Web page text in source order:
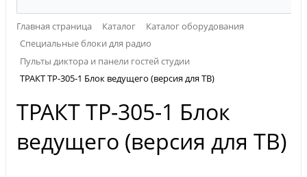
Главная страница Каталог
Каталог оборудования
Специальные блоки для радио
Пульты диктора и панели гостей студии
ТРАКТ ТР-305-1 Блок ведущего (версия для ТВ)
ТРАКТ ТР-305-1 Блок
ведущего (версия для ТВ)